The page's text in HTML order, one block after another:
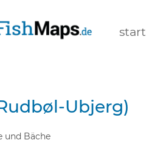
start
Ubjerg)
und Bäche